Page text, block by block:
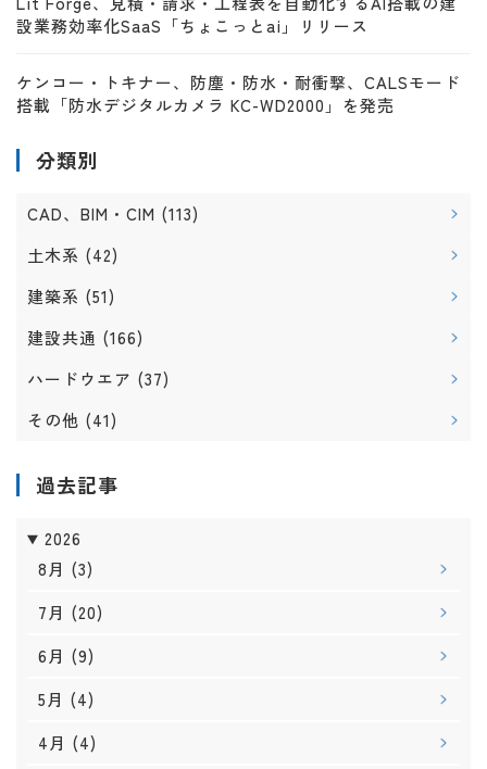
設業務効率化SaaS「ちょこっとai」リリース
ケンコー・トキナー、防塵・防水・耐衝撃、CALSモード
搭載「防水デジタルカメラ KC-WD2000」を発売
分類別
CAD、BIM・CIM (113)
土木系 (42)
建築系 (51)
建設共通 (166)
ハードウエア (37)
その他 (41)
過去記事
2026
8月 (3)
7月 (20)
6月 (9)
5月 (4)
4月 (4)